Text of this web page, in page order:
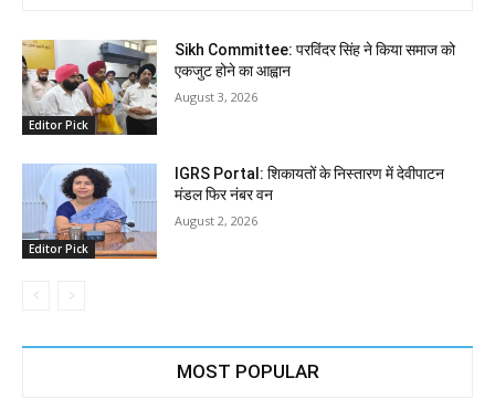
Editor Pick
Sikh Committee: परविंदर सिंह ने किया समाज को
एकजुट होने का आह्वान
August 3, 2026
Editor Pick
IGRS Portal: शिकायतों के निस्तारण में देवीपाटन
मंडल फिर नंबर वन
August 2, 2026
MOST POPULAR